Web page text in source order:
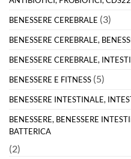
BENESSERE CEREBRALE (3)
BENESSERE CEREBRALE,
BENESSERE CEREBRALE,
BENESSERE E FITNESS (5)
BENESSERE INTESTINALE,
BENESSERE, BENESSERE
BATTERICA
(2)